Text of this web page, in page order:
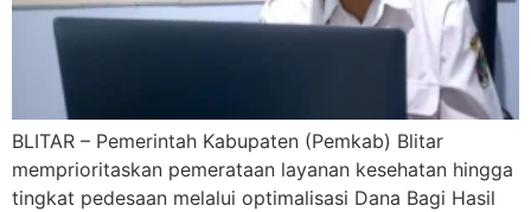
BLITAR – Pemerintah Kabupaten (Pemkab) Blitar
memprioritaskan pemerataan layanan kesehatan hingga
tingkat pedesaan melalui optimalisasi Dana Bagi Hasil